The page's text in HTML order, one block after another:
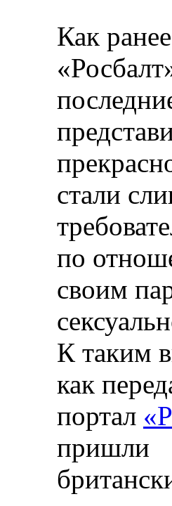
Как
стали
по
своим
К таким
как
портал
пришли